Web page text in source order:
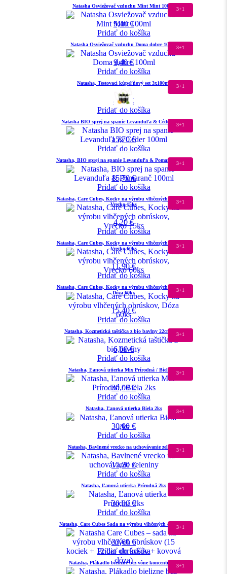
Natasha Osviežovač vzduchu Mint Mint 100ml
9,40€
3+1
Pridať do košíka
Natasha Osviežovač vzduchu Doma dobre 100ml
9,40€
3+1
Pridať do košíka
Natasha, Testovací kúpeľňový set 3x100ml
8,40 €
3+1
Pridať do košíka
Natasha BIO sprej na spanie Levanduľa & Céder 100ml
15,70€
3+1
Pridať do košíka
Natasha, BIO sprej na spanie Levanduľa & Pomaranč 100ml
15,70€
3+1
Pridať do košíka
Natasha, Care Cubes, Kocky na výrobu vlhčených obrúskov,
Vrecko 15ks
4,20€
3+1
Pridať do košíka
Natasha, Care Cubes, Kocky na výrobu vlhčených obrúskov,
Vrecko 60ks
11,90€
3+1
Pridať do košíka
Natasha, Care Cubes, Kocky na výrobu vlhčených obrúskov,
Dóza 60ks
15,40€
3+1
Pridať do košíka
Natasha, Kozmetická taštička z bio bavlny 22cm× 9cm
6,00€
3+1
Pridať do košíka
Natasha, Ľanová utierka Mix Prírodná / Biela 2ks
30,00€
3+1
Pridať do košíka
Natasha, Ľanová utierka Biela 2ks
30,00 €
3+1
Pridať do košíka
Natasha, Bavlnené vrecko na uchovávanie zeleniny
15,20 €
3+1
Pridať do košíka
Natasha, Ľanová utierka Prírodná 2ks
30,00€
3+1
Pridať do košíka
Natasha, Care Cubes Sada na výrobu vlhčených obrúskov
33,60 €
3+1
Pridať do košíka
Natasha, Plákadlo bielizne bez vône koncentrát 3l
3+1